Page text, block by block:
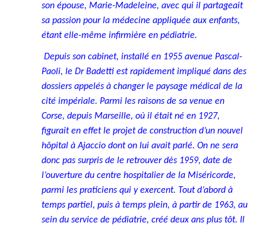
son épouse, Marie-Madeleine, avec qui il partageait
sa passion pour la médecine appliquée aux enfants,
étant elle-même infirmière en pédiatrie.
Depuis son cabinet, installé en 1955 avenue Pascal-
Paoli, le Dr Badetti est rapidement impliqué dans des
dossiers appelés à changer le paysage médical de la
cité impériale. Parmi les raisons de sa venue en
Corse, depuis Marseille, où il était né en 1927,
figurait en effet le projet de construction d’un nouvel
hôpital à Ajaccio dont on lui avait parlé. On ne sera
donc pas surpris de le retrouver dès 1959, date de
l’ouverture du centre hospitalier de la Miséricorde,
parmi les praticiens qui y exercent. Tout d’abord à
temps partiel, puis à temps plein, à partir de 1963, au
sein du service de pédiatrie, créé deux ans plus tôt. Il